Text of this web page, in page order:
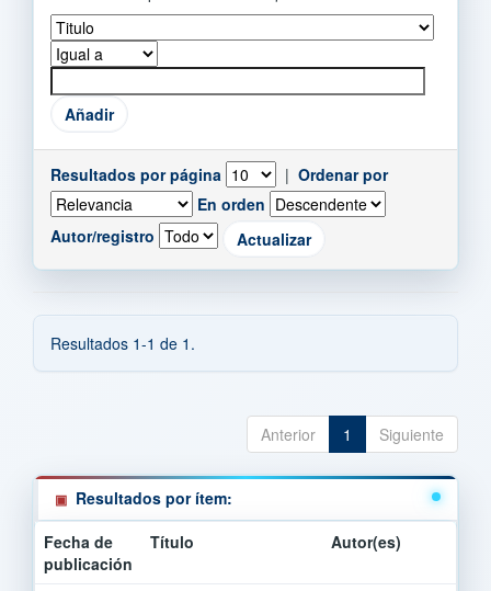
Resultados por página | Ordenar por
En orden
Autor/registro
Resultados 1-1 de 1.
Anterior 1 Siguiente
Resultados por ítem:
Fecha de
publicación
Título Autor(es)